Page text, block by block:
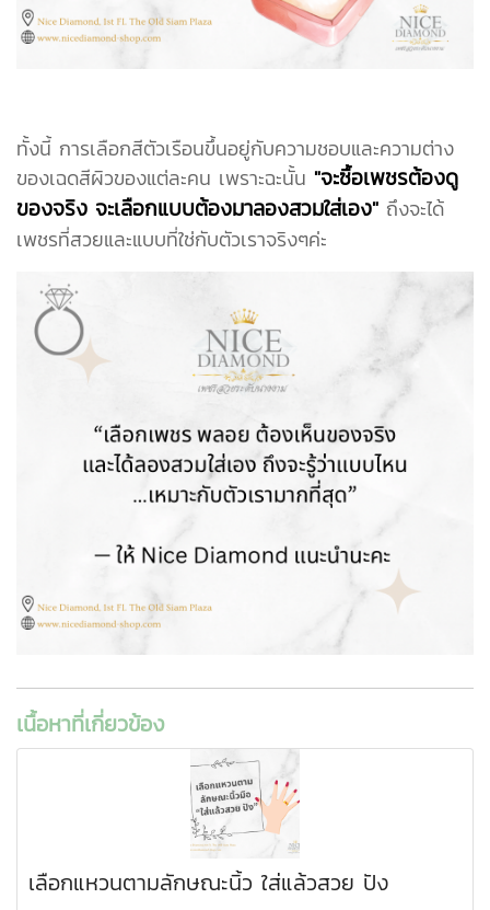
ทั้งนี้ การเลือกสีตัวเรือนขึ้นอยู่กับความชอบและความต่าง
ของเฉดสีผิวของแต่ละคน เพราะฉะนั้น "จะซื้อเพชรต้องดู
ของจริง จะเลือกแบบต้องมาลองสวมใส่เอง" ถึงจะได้
เพชรที่สวยและแบบที่ใช่กับตัวเราจริงๆค่ะ
เนื้อหาที่เกี่ยวข้อง
เลือกแหวนตามลักษณะนิ้ว ใส่แล้วสวย ปัง